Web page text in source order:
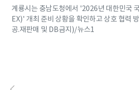
계룡시는 충남도청에서 '2026년 대한민국
EX)' 개최 준비 상황을 확인하고 상호 협력
공.재판매 및 DB금지)/뉴스1